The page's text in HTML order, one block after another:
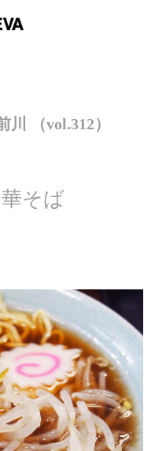
（vol.312）
そば